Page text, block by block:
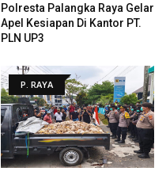
Polresta Palangka Raya Gelar
Apel Kesiapan Di Kantor PT.
PLN UP3
P. RAYA